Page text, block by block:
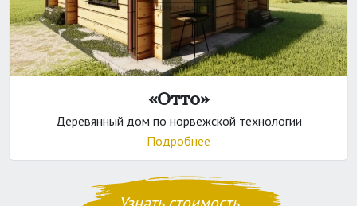
«Отто»
Деревянный дом по норвежской технологии
Подробнее